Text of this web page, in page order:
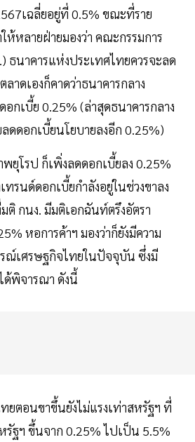
เฉลี่ยอยู่ที่ 0.5% ขณะที่ราย
ห้หลายฝ่ายมองว่า คณะกรรมการ
ธนาคารแห่งประเทศไทยควรจะลด
าดเองก็คาดว่าธนาคารกลาง
อกเบี้ย 0.25% (ล่าสุดธนาคารกลาง
ดดอกเบี้ยนโยบายลงอีก 0.25%)
ยุโรป ก็เพิ่งลดดอกเบี้ยลง 0.25%
รนด์ดอกเบี้ยกำลังอยู่ในช่วงขาลง
ติ กนง. มีมติเอกฉันท์ตรึงอัตรา
หอการค้าฯ มองว่าก็ยังมีความ
ณ์เศรษฐกิจไทยในปัจจุบัน ซึ่งมี
ด้พิจารณา ดังนี้
ยตอนขาขึ้นยังไม่แรงเท่าสหรัฐฯ ที่
ฐฯ ขึ้นจาก 0.25% ไปเป็น 5.5%